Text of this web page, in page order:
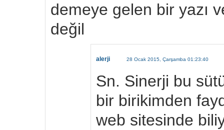
demeye gelen bir yazı
değil
alerji 28 Ocak 2015, Çarşamba 01:23:40
Sn. Sinerji bu
bir birikimden
web sitesinde